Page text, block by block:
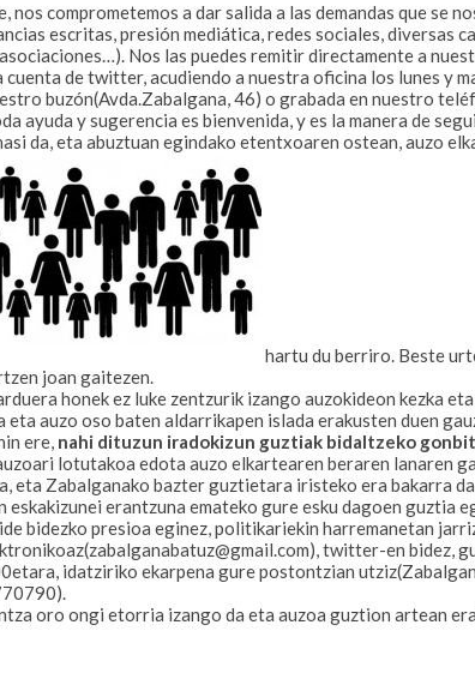
nos comprometemos a dar salida a las demandas que se
escritas, presión mediática, redes sociales, diversas
Nos las puedes remitir directamente a
cuenta de twitter, acudiendo a nuestra oficina los lunes y
buzón(Avda.Zabalgana, 46) o grabada en nuestro
ayuda y sugerencia es bienvenida, y es la manera de
da, eta abuztuan egindako etentxoaren ostean, auzo
hartu du berriro. Beste
joan gaitezen.
honek ez luke zentzurik izango auzokideon kezka
eta auzo oso baten aldarrikapen islada erakusten duen
ere, nahi dituzun iradokizun guztiak bidaltzeko
lotutakoa edota auzo elkartearen beraren lanaren
eta Zabalganako bazter guztietara iristeko era bakarra
eskakizunei erantzuna emateko gure esku dagoen guztia
bidezko presioa eginez, politikariekin harremanetan
zabalganabatuz@gmail.com), twitter-en bidez,
idatziriko ekarpena gure postontzian
oro ongi etorria izango da eta auzoa guztion artean